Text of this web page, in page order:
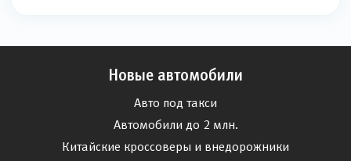
Новые автомобили
Авто под такси
Автомобили до 2 млн.
Китайские кроссоверы и внедорожники